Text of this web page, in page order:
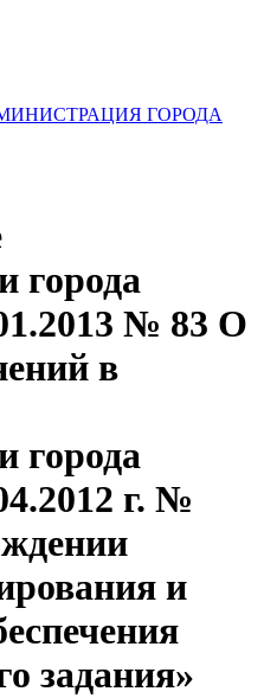
ГОРОДА
города
№ 83 О
в
города
г. №
и
задания»